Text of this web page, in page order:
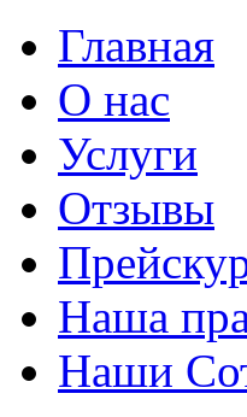
Главная
О нас
Услуги
Отзывы
Наша
Наши